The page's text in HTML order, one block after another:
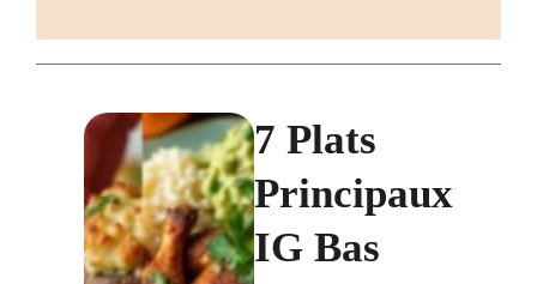
7 Plats
Principaux
IG Bas